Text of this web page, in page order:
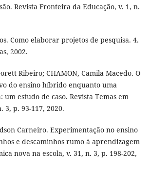
Revista Fronteira da Educação, v. 1, n.
Como elaborar projetos de pesquisa. 4.
2002.
Ribeiro; CHAMON, Camila Macedo. O
do ensino híbrido enquanto uma
um estudo de caso. Revista Temas em
3, p. 93-117, 2020.
Carneiro. Experimentação no ensino
e descaminhos rumo à aprendizagem
nova na escola, v. 31, n. 3, p. 198-202,